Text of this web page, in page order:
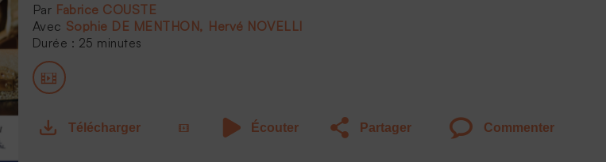
Fabrice COUSTE
Sophie DE MENTHON
Hervé NOVELLI
Durée : 25 minutes
Télécharger Écouter Partager Commenter